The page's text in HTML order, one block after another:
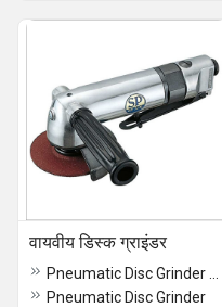
वायवीय डिस्क ग्राइंडर
Pneumatic Disc Grinder